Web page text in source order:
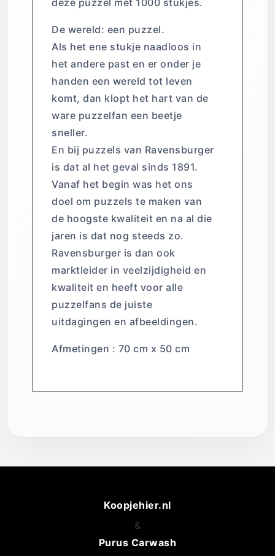
deze puzzel met 1000 stukjes.
De wereld: een puzzel.
Als het ene stukje naadloos in
het andere past en er onder je
handen een wereld tot leven
komt, dan klopt het hart van de
ware puzzelfan een beetje
sneller.
En bij puzzels van Ravensburger
is dat al het geval sinds 1891.
Vanaf het begin was het ons
doel om puzzels te maken van
de hoogste kwaliteit en na al die
jaren is dat nog steeds zo.
Ravensburger is dan ook
marktleider in veelzijdigheid en
kwaliteit en heeft voor alle
puzzelfans de juiste
uitdagingen en afbeeldingen.
Afmetingen : 70 cm x 50 cm
Koopjehier.nl
&
Purus Carwash